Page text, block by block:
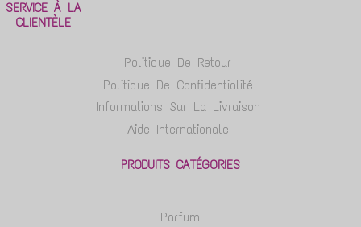
SERVICE À LA
CLIENTÈLE
Politique De Retour
Politique De Confidentialité
Informations Sur La Livraison
Aide Internationale
PRODUITS CATÉGORIES
Parfum